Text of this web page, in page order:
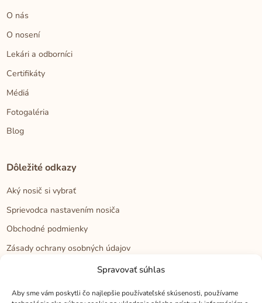
Spravovať súhlas
Aby sme vám poskytli čo najlepšie používateľské skúsenosti, používame
O nás
O nosení
Lekári a odborníci
Certifikáty
Médiá
Fotogaléria
Blog
Dôležité odkazy
Aký nosič si vybrať
Sprievodca nastavením nosiča
Obchodné podmienky
Zásady ochrany osobných údajov